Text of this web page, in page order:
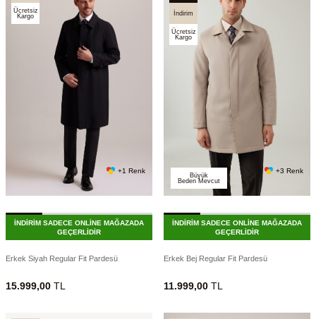
Ücretsiz
Kargo
+1 Renk
İNDİRİM SADECE ONLİNE MAĞAZADA
GEÇERLİDİR
Erkek Siyah Regular Fit Pardesü
15.999,00 TL
İndirim
Ücretsiz
Kargo
Büyük
Beden Mevcut
+3 Renk
İNDİRİM SADECE ONLİNE MAĞAZADA
GEÇERLİDİR
Erkek Bej Regular Fit Pardesü
11.999,00 TL